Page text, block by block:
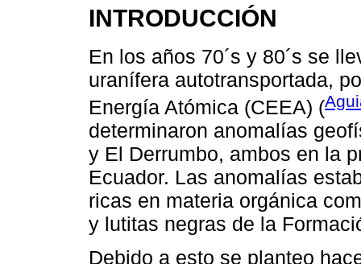
INTRODUCCIÓN
En los años 70´s y 80´s se
uranífera autotransportada,
Energía Atómica (CEEA) (
determinaron anomalías
y El Derrumbo, ambos en la
Ecuador. Las anomalías
ricas en materia orgánica
y lutitas negras de la
Debido a esto se planteo